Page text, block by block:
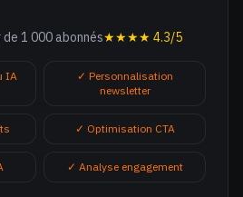
1 000 abonnés★★★★ 4.3/5
IA
✓ Personnalisation
newsletter
✓ Optimisation CTA
✓ Analyse engagement